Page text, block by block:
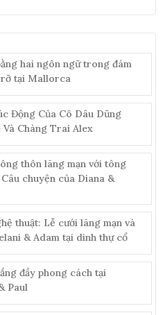
hai ngôn ngữ trong đám
tại Mallorca
Động Của Cô Dâu Dũng
Chàng Trai Alex
thôn lãng mạn với tông
chuyện của Diana &
thuật: Lễ cưới lãng mạn và
& Adam tại dinh thự cổ
đầy phong cách tại
Paul